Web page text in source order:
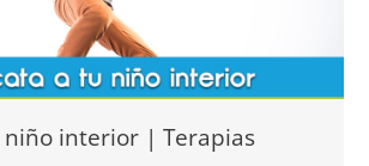
niño interior | Terapias